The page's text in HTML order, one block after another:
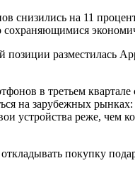
снизились на 11
в третьем
на зарубежных
реже, чем
покупку